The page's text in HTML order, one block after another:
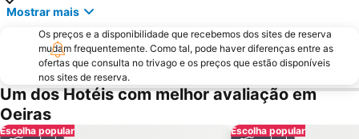
Praia Tróia Mar
Parque Natural da Arrabida
Campo Grande
Lagoa de Albufeira
do Ouro Sesimbra
Tróia Beach
Alcântara
Oceanário de Lisboa
Praia da Caparica
Chiado
Fundaçao Champalimaud
Mostrar mais
Os preços e a disponibilidade que recebemos dos sites de reserva
mudam frequentemente. Como tal, pode haver diferenças entre as
ofertas que consulta no trivago e os preços que estão disponíveis
nos sites de reserva.
Um dos Hotéis com melhor avaliação em
Oeiras
Escolha popular Escolha popular